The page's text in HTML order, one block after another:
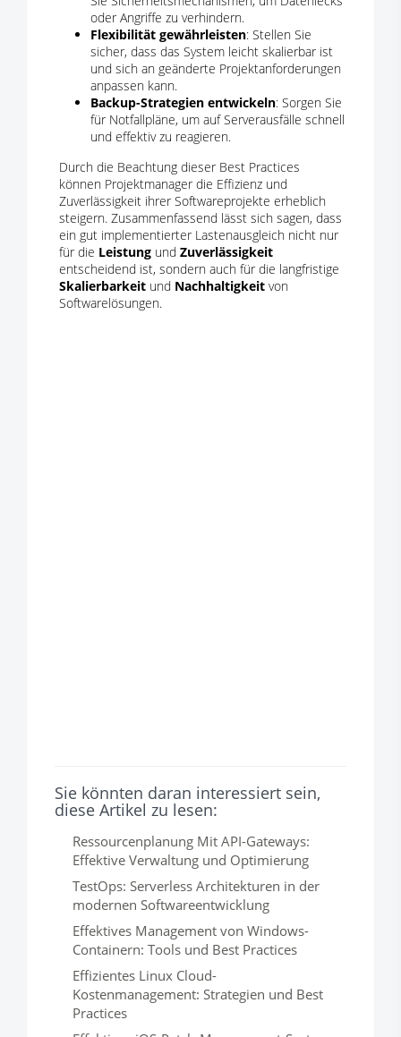
oder Angriffe zu verhindern.
Flexibilität gewährleisten: Stellen Sie
sicher, dass das System leicht skalierbar ist
und sich an geänderte Projektanforderungen
anpassen kann.
Backup-Strategien entwickeln: Sorgen Sie
für Notfallpläne, um auf Serverausfälle schnell
und effektiv zu reagieren.
Durch die Beachtung dieser Best Practices
können Projektmanager die Effizienz und
Zuverlässigkeit ihrer Softwareprojekte erheblich
steigern. Zusammenfassend lässt sich sagen, dass
ein gut implementierter Lastenausgleich nicht nur
für die Leistung und Zuverlässigkeit
entscheidend ist, sondern auch für die langfristige
Skalierbarkeit und Nachhaltigkeit von
Softwarelösungen.
Sie könnten daran interessiert sein,
diese Artikel zu lesen:
Ressourcenplanung Mit API-Gateways:
Effektive Verwaltung und Optimierung
TestOps: Serverless Architekturen in der
modernen Softwareentwicklung
Effektives Management von Windows-
Containern: Tools und Best Practices
Effizientes Linux Cloud-
Kostenmanagement: Strategien und Best
Practices